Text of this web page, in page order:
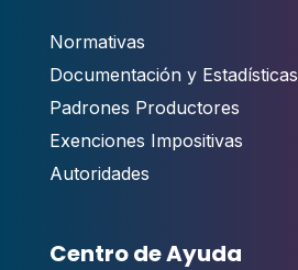
Normativas
Documentación y Estadísticas
Padrones Productores
Exenciones Impositivas
Autoridades
Centro de Ayuda